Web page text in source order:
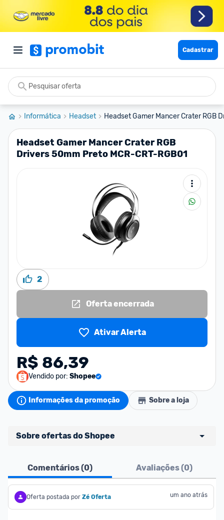
Cadastrar
Informática Headset Headset Gamer Mancer Crater RGB
Headset Gamer Mancer Crater RGB
Drivers 50mm Preto MCR-CRT-RGB01
2
Oferta encerrada
Ativar Alerta
R$ 86,39
Vendido por: Shopee
Informações da promoção Sobre a loja
Sobre ofertas do Shopee
Para maior segurança da comunidade, somente
são aceitas ofertas de Lojas Oficiais
, ou seja,
vendedores que representam empresas validadas
Comentários (0) Avaliações (0)
Oferta postada por Zé Oferta um ano atrás